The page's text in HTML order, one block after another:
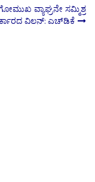
ವ್ಯಾಘ್ರನೇ ಸಮ್ಮಿಶ್ರ
ವಿಲನ್: ಎಚ್‍ಡಿಕೆ